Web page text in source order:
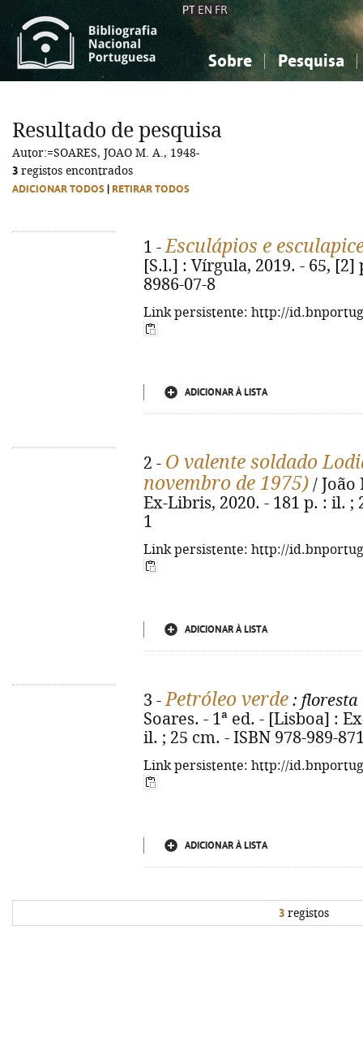
PT EN FR
Sobre Pesquisa
Ciências sociais...
Ciências sociais...
Resultado de pesquisa
Autor:=SOARES, JOAO M. A., 1948-
3 registos encontrados
ADICIONAR TODOS RETIRAR TODOS
1 -Esculápios e
[S.l.] : Vírgula, 2019. - 65, [2]
8986-07-8
Link persistente: http://
ADICIONAR À LISTA
2 - O valente soldado
novembro de 1975) / João
Ex-Libris, 2020. - 181 p. : il. ;
1
Link persistente: http://
ADICIONAR À LISTA
3 -Petróleo verde : floresta
Soares. - 1ª ed. - [Lisboa] :
il. ; 25 cm. - ISBN 978-989-
Link persistente: http://
ADICIONAR À LISTA
3 registos